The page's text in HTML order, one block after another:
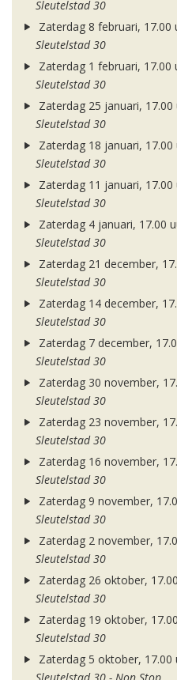
Sleutelstad 30
Zaterdag 8 februari, 17.00
Sleutelstad 30
Zaterdag 1 februari, 17.00
Sleutelstad 30
Zaterdag 25 januari, 17.00
Sleutelstad 30
Zaterdag 18 januari, 17.00
Sleutelstad 30
Zaterdag 11 januari, 17.00
Sleutelstad 30
Zaterdag 4 januari, 17.00
Sleutelstad 30
Zaterdag 21 december,
Sleutelstad 30
Zaterdag 14 december,
Sleutelstad 30
Zaterdag 7 december,
Sleutelstad 30
Zaterdag 30 november,
Sleutelstad 30
Zaterdag 23 november,
Sleutelstad 30
Zaterdag 16 november,
Sleutelstad 30
Zaterdag 9 november,
Sleutelstad 30
Zaterdag 2 november,
Sleutelstad 30
Zaterdag 26 oktober,
Sleutelstad 30
Zaterdag 19 oktober,
Sleutelstad 30
Zaterdag 5 oktober, 17.00